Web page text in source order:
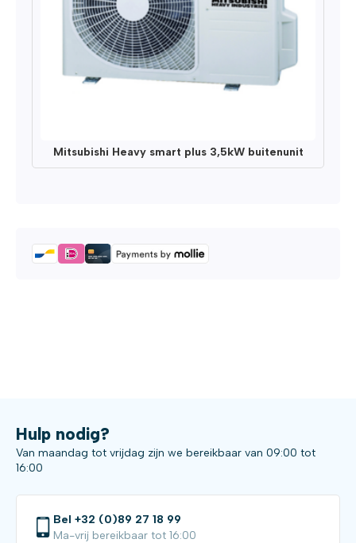
Mitsubishi Heavy smart plus 3,5kW buitenunit
Hulp nodig?
Van maandag tot vrijdag zijn we bereikbaar van 09:00 tot
16:00
Bel +32 (0)89 27 18 99
Ma-vrij bereikbaar tot 16:00